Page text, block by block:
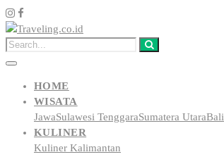
HOME
WISATA
JawaSulawesi TenggaraSumatera UtaraBali
KULINER
Kuliner Kalimantan